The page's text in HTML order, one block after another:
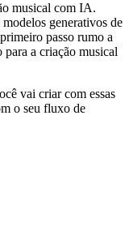
musical com IA.
generativos de
passo rumo a
a criação musical
vai criar com essas
o seu fluxo de